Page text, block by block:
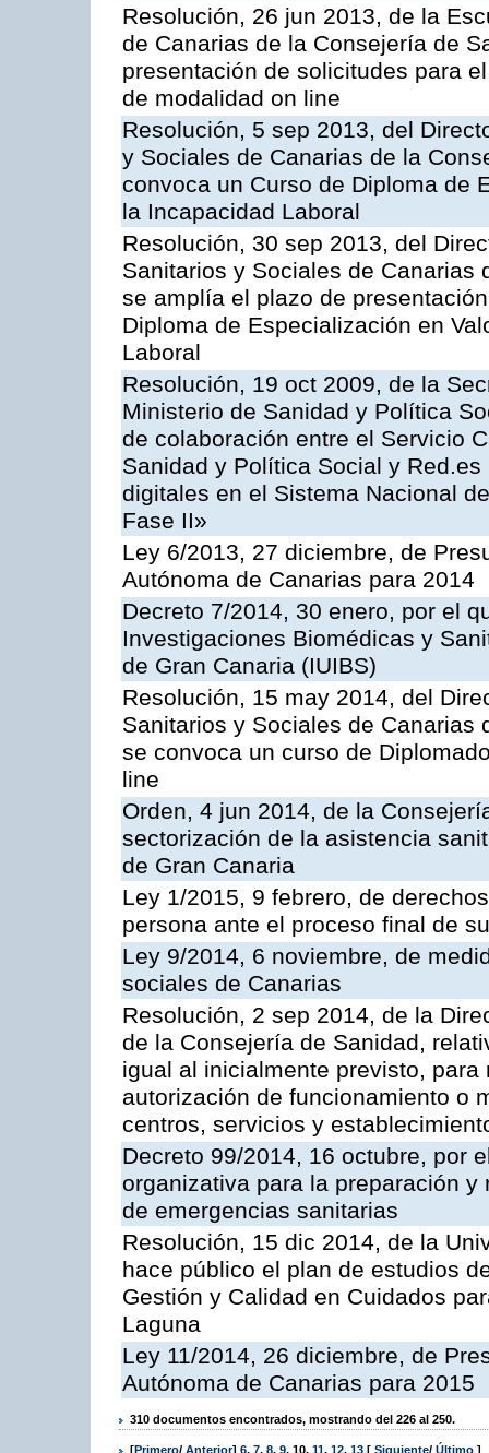
Resolución, 26 jun 2013, de la
de Canarias de la Consejería de
presentación de solicitudes para
de modalidad on line
Resolución, 5 sep 2013, del
y Sociales de Canarias de la
convoca un Curso de Diploma de
la Incapacidad Laboral
Resolución, 30 sep 2013, del
Sanitarios y Sociales de Canarias
se amplía el plazo de
Diploma de Especialización en
Laboral
Resolución, 19 oct 2009, de la
Ministerio de Sanidad y Política
de colaboración entre el Servicio
Sanidad y Política Social y
digitales en el Sistema Nacional
Fase II»
Ley 6/2013, 27 diciembre, de
Autónoma de Canarias para 2014
Decreto 7/2014, 30 enero, por el
Investigaciones Biomédicas y
de Gran Canaria (IUIBS)
Resolución, 15 may 2014, del
Sanitarios y Sociales de Canarias
se convoca un curso de
line
Orden, 4 jun 2014, de la
sectorización de la asistencia
de Gran Canaria
Ley 1/2015, 9 febrero, de
persona ante el proceso final de
Ley 9/2014, 6 noviembre, de
sociales de Canarias
Resolución, 2 sep 2014, de la
de la Consejería de Sanidad,
igual al inicialmente previsto,
autorización de funcionamiento o
centros, servicios y
Decreto 99/2014, 16 octubre, por
organizativa para la preparación
de emergencias sanitarias
Resolución, 15 dic 2014, de la
hace público el plan de estudios
Gestión y Calidad en Cuidados
Laguna
Ley 11/2014, 26 diciembre, de
Autónoma de Canarias para 2015
310 documentos encontrados, mostrando del 226 al 250.
[Primero/ Anterior] 6, 7, 8, 9, 10, 11, 12, 13 [ Siguiente/ Último ]